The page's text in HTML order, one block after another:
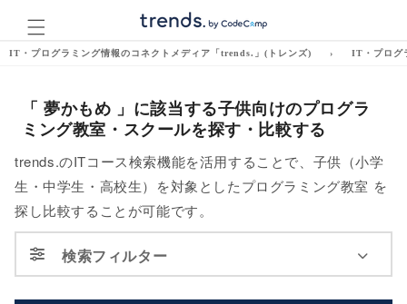
ンツに
進む
IT・プログラミング情報のコネクトメディア「trends.」(トレンズ) › IT・プログ
「 夢かもめ 」に該当する子供向けのプログラ
ミング教室・スクールを探す・比較する
trends.のITコース検索機能を活用することで、子供（小学
生・中学生・高校生）を対象としたプログラミング教室 を
探し比較することが可能です。
検索フィルター